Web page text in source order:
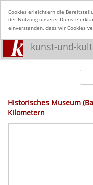
Cookies erleichtern die
der Nutzung unserer Dienste
einverstanden, dass wir Cookies
kunst-und-
Historisches Museum
Kilometern